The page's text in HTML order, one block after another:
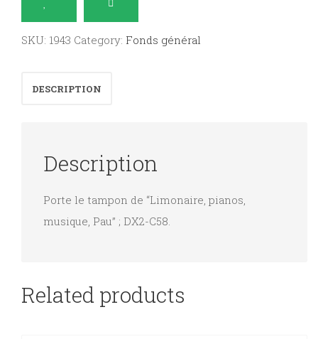
trois
SKU: 1943 Category: Fonds général
DESCRIPTION
Description
Porte le tampon de “Limonaire, pianos,
musique, Pau” ; DX2-C58.
Related products